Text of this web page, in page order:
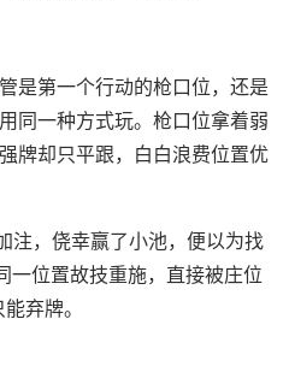
是第一个行动的枪口位，还是
同一种方式玩。枪口位拿着弱
牌却只平跟，白白浪费位置优
注，侥幸赢了小池，便以为找
一位置故技重施，直接被庄位
弃牌。